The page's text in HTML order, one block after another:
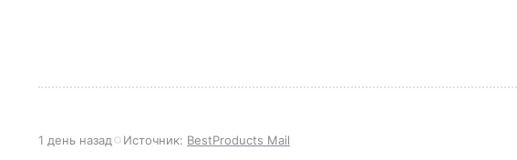
1 день назад Источник: BestProducts Mail